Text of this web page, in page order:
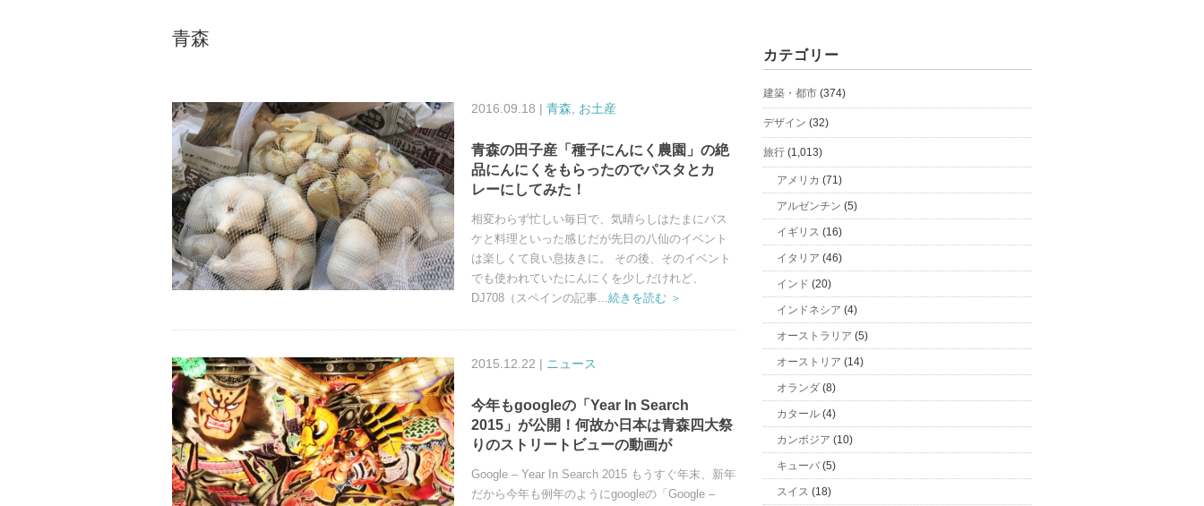
青森
2016.09.18 | 青森 お土産
青森の田子産「種子にんにく農園」の絶
品にんにくをもらったのでパスタとカ
レーにしてみた！
相変わらず忙しい毎日で、気晴らしはたまにバス
ケと料理といった感じだが先日の八仙のイベント
は楽しくて良い息抜きに。 その後、そのイベント
でも使われていたにんにくを少しだけれど、
DJ708（スペインの記事...続きを読む ＞
2015.12.22 | ニュース
今年もgoogleの「Year In Search
2015」が公開！何故か日本は青森四大祭
りのストリートビューの動画が
Google – Year In Search 2015 もうすぐ年末、新年
だから今年も例年のようにgoogleの「Google –
カテゴリー
建築・都市 (374)
デザイン (32)
旅行 (1,013)
アメリカ (71)
アルゼンチン (5)
イギリス (16)
イタリア (46)
インド (20)
インドネシア (4)
オーストラリア (5)
オーストリア (14)
オランダ (8)
カタール (4)
カンボジア (10)
キューバ (5)
スイス (18)